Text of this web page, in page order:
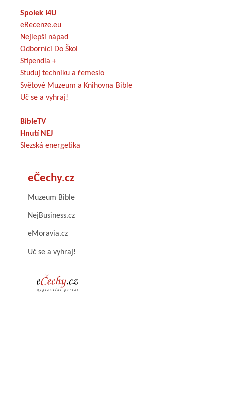
Spolek I4U
eRecenze.eu
Nejlepší nápad
Odborníci Do Škol
Stipendia +
Studuj techniku a řemeslo
Světové Muzeum a Knihovna Bible
Uč se a vyhraj!
BibleTV
Hnutí NEJ
Slezská energetika
eČechy.cz
Muzeum Bible
NejBusiness.cz
eMoravia.cz
Uč se a vyhraj!